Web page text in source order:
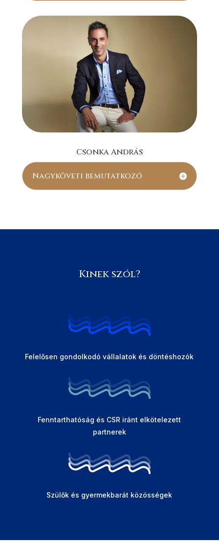
Csonka András
Nagyköveti bemutatkozó
Kinek szól?
Felelősen gondolkodó vállalatok és döntéshozók
Fenntarthatóság és CSR iránt elkötelezett
partnerek
Szülők és gyermekbarát közösségek